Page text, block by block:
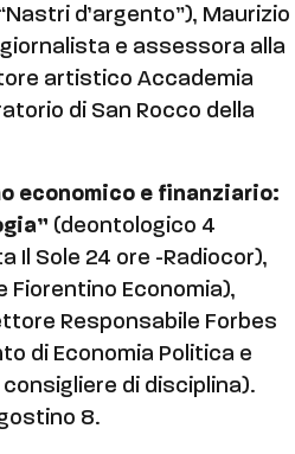
d’argento”), Maurizio
e assessora alla
artistico Accademia
di San Rocco della
economico e finanziario:
(deontologico 4
Il Sole 24 ore -Radiocor),
Fiorentino Economia),
Responsabile Forbes
di Economia Politica e
di disciplina).
8.